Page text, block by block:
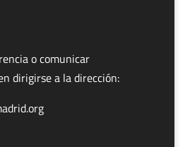
o comunicar
dirigirse a la dirección: